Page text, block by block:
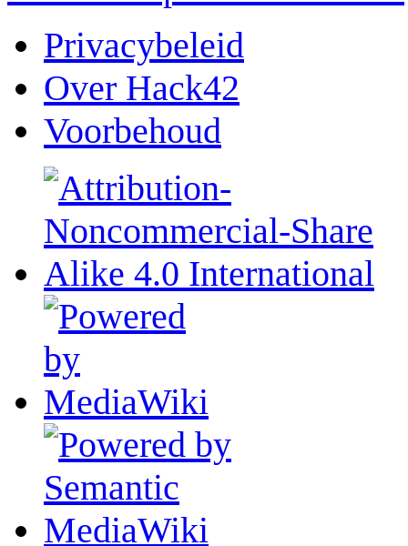
Privacybeleid
Over Hack42
Voorbehoud